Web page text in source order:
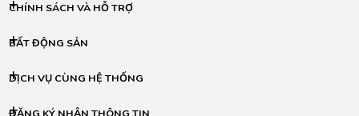
Tỉnh Vĩnh Phúc
Tỉnh Hải Dương
Thành phố Hải Phòng
Tỉnh Thái Bình
CHÍNH SÁCH VÀ HỖ TRỢ
BẤT ĐỘNG SẢN
DỊCH VỤ CÙNG HỆ THỐNG
ĐĂNG KÝ NHẬN THÔNG TIN